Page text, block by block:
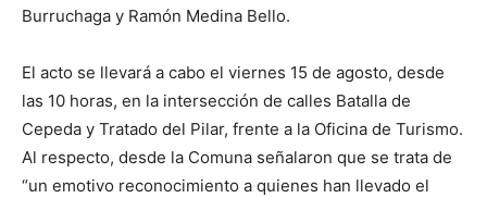
Burruchaga y Ramón Medina Bello.
El acto se llevará a cabo el viernes 15 de agosto, desde
las 10 horas, en la intersección de calles Batalla de
Cepeda y Tratado del Pilar, frente a la Oficina de Turismo.
Al respecto, desde la Comuna señalaron que se trata de
“un emotivo reconocimiento a quienes han llevado el